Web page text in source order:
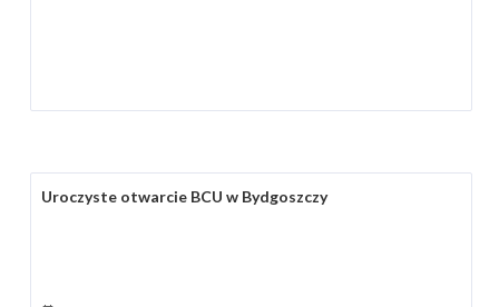
Uroczyste otwarcie BCU w Bydgoszczy